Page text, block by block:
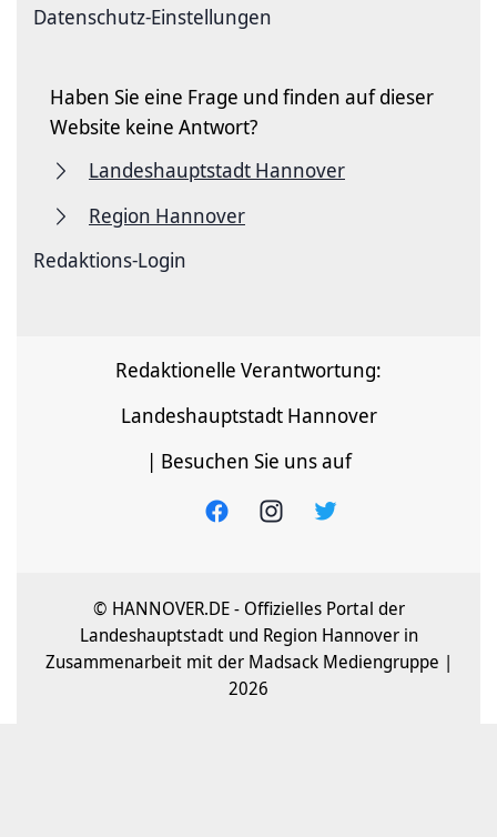
Datenschutz-Einstellungen
Haben Sie eine Frage und finden auf dieser
Website keine Antwort?
Landeshauptstadt Hannover
Region Hannover
Redaktions-Login
Redaktionelle Verantwortung:
Landeshauptstadt Hannover
| Besuchen Sie uns auf
© HANNOVER.DE - Offizielles Portal der
Landeshauptstadt und Region Hannover in
Zusammenarbeit mit der Madsack Mediengruppe |
2026